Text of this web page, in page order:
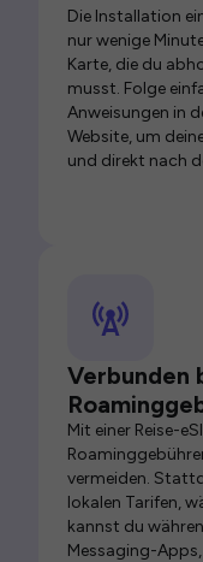
Die Installation
nur wenige
Karte, die du
musst. Folge
Anweisungen in
Website, um
und direkt nach
Verbunden
Mit einer Reise-
vermeiden.
lokalen Tarifen,
kannst du
Messaging-